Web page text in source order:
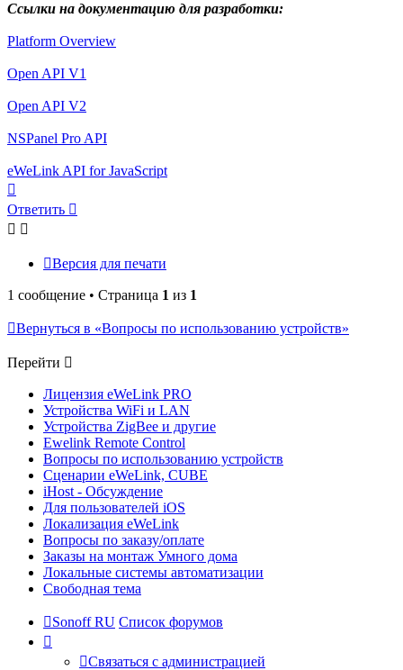
Ссылки на документацию для разработки:
Platform Overview
Open API V1
Open API V2
NSPanel Pro API
eWeLink API for JavaScript
к
началу
Ответить
Версия для печати
1 сообщение • Страница 1 из 1
Вернуться в «Вопросы по использованию устройств»
Перейти
Лицензия eWeLink PRO
Устройства WiFi и LAN
Устройства ZigBee и другие
Ewelink Remote Control
Вопросы по использованию устройств
Сценарии eWeLink, CUBE
iHost - Обсуждение
Для пользователей iOS
Локализация eWeLink
Вопросы по заказу/оплате
Заказы на монтаж Умного дома
Локальные системы автоматизации
Свободная тема
Sonoff RU Список форумов
Связаться с администрацией